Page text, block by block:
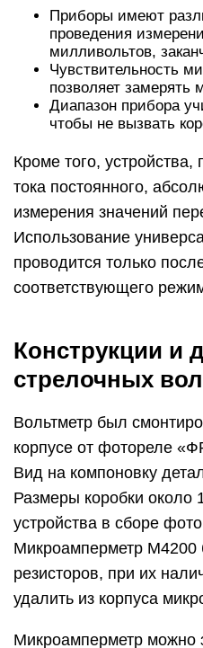
резисторов, при их
удалить из корпуса
Микроамперметр можно
другим аналогичным,
М1. Чтобы не
токоограничительные
пересчитать под другие
например: 0.5, 5.0, 50,
Переключатель SA1 –
зависимой фиксацией с
контактов,
контакты очистить от
этиловым спиртом. При
трущиеся
можно смазать густой
оргтехники.
Терморезистор RT1
текстолитовых стойках,
сопротивлением около
балласта компактной
ламы «Camelion LH26-
как MZ5. Подойдет